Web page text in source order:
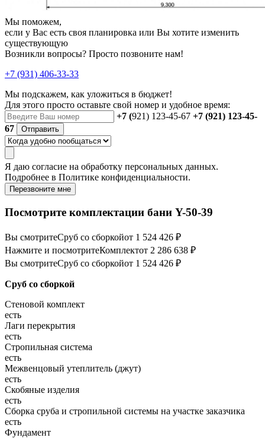
Мы поможем,
если у Вас есть своя планировка или Вы хотите изменить
существующую
Возникли вопросы? Просто позвоните нам!
+7 (931) 406-33-33
Мы подскажем, как уложиться в бюджет!
Для этого просто оставьте свой номер и удобное время:
+7 (921) 123-45-67 +7 (921) 123-45-
67
Отправить
Я даю согласие на обработку персональных данных.
Подробнее в Политике конфиденциальности.
Перезвоните мне
Посмотрите комплектации бани Y-50-39
Вы смотритеСруб со сборкойот 1 524 426 ₽
Нажмите и посмотритеКомплектот 2 286 638 ₽
Вы смотритеСруб со сборкойот 1 524 426 ₽
Сруб со сборкой
Стеновой комплект
есть
Лаги перекрытия
есть
Стропильная система
есть
Межвенцовый утеплитель (джут)
есть
Скобяные изделия
есть
Сборка сруба и стропильной системы на участке заказчика
есть
Фундамент